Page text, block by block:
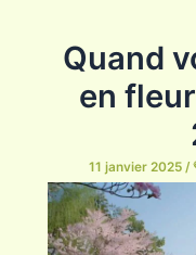
Quand
en
11 janvier 2025 /